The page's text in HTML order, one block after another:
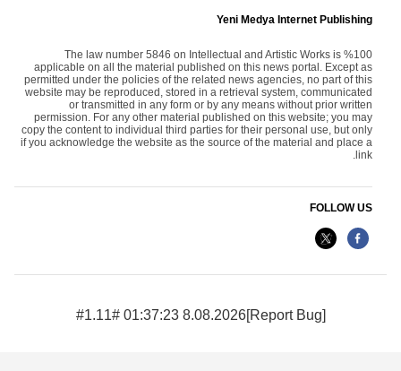
Yeni Medya Internet Publishing
The law number 5846 on Intellectual and Artistic Works is %100
applicable on all the material published on this news portal. Except as
permitted under the policies of the related news agencies, no part of this
website may be reproduced, stored in a retrieval system, communicated
or transmitted in any form or by any means without prior written
permission. For any other material published on this website; you may
copy the content to individual third parties for their personal use, but only
if you acknowledge the website as the source of the material and place a
link.
FOLLOW US
8.08.2026 01:37:23 #1.11#